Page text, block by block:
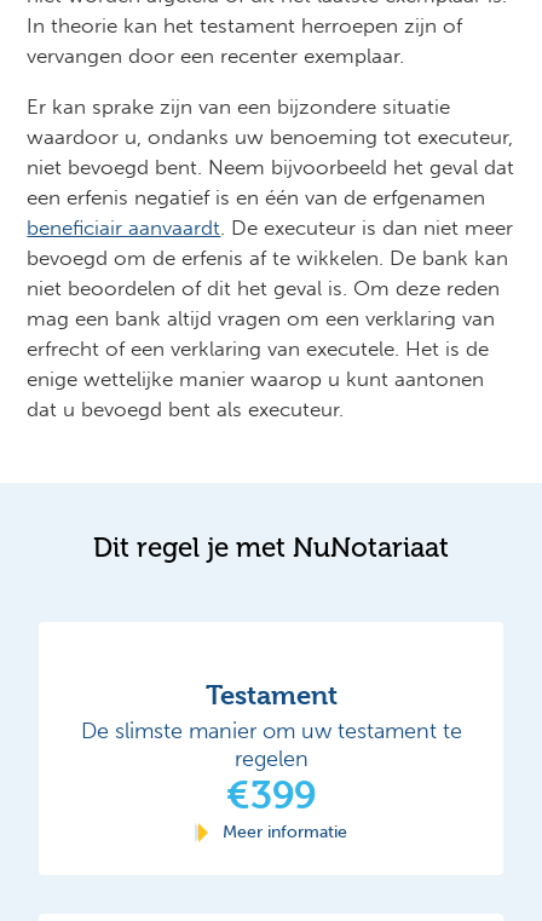
In theorie kan het testament herroepen zijn of
vervangen door een recenter exemplaar.
Er kan sprake zijn van een bijzondere situatie
waardoor u, ondanks uw benoeming tot executeur,
niet bevoegd bent. Neem bijvoorbeeld het geval dat
een erfenis negatief is en één van de erfgenamen
beneficiair aanvaardt. De executeur is dan niet meer
bevoegd om de erfenis af te wikkelen. De bank kan
niet beoordelen of dit het geval is. Om deze reden
mag een bank altijd vragen om een verklaring van
erfrecht of een verklaring van executele. Het is de
enige wettelijke manier waarop u kunt aantonen
dat u bevoegd bent als executeur.
Dit regel je met NuNotariaat
Testament
De slimste manier om uw testament te
regelen
€399
Meer informatie